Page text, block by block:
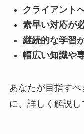
クライアント
素早い対応が
継続的な学習
幅広い知識や
あなたが目指す
に、詳しく解説し